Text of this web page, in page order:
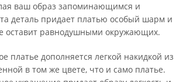
ваш образ запоминающимся и
деталь придает платью особый шарм и
оставит равнодушными окружающих.
платье дополняется легкой накидкой из
в том же цвете, что и само платье.